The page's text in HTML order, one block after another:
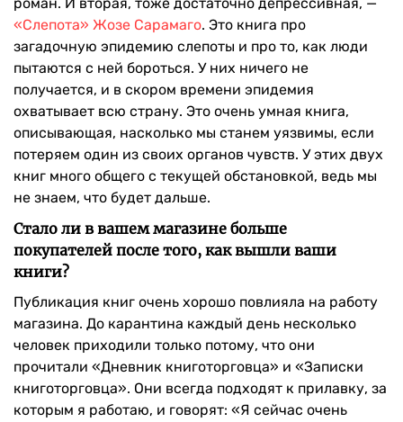
роман. И вторая, тоже достаточно депрессивная, —
«Слепота» Жозе Сарамаго. Это книга про
загадочную эпидемию слепоты и про то, как люди
пытаются с ней бороться. У них ничего не
получается, и в скором времени эпидемия
охватывает всю страну. Это очень умная книга,
описывающая, насколько мы станем уязвимы, если
потеряем один из своих органов чувств. У этих двух
книг много общего с текущей обстановкой, ведь мы
не знаем, что будет дальше.
Стало ли в вашем магазине больше
покупателей после того, как вышли ваши
книги?
Публикация книг очень хорошо повлияла на работу
магазина. До карантина каждый день несколько
человек приходили только потому, что они
прочитали «Дневник книготорговца» и «Записки
книготорговца». Они всегда подходят к прилавку, за
которым я работаю, и говорят: «Я сейчас очень